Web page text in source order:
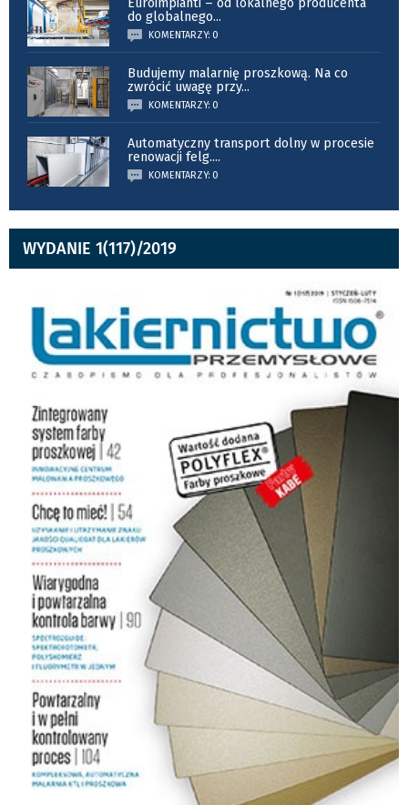
Euroimpianti – od lokalnego producenta
do globalnego...
KOMENTARZY: 0
Budujemy malarnię proszkową. Na co
zwrócić uwagę przy...
KOMENTARZY: 0
Automatyczny transport dolny w procesie
renowacji felg....
KOMENTARZY: 0
WYDANIE 1(117)/2019